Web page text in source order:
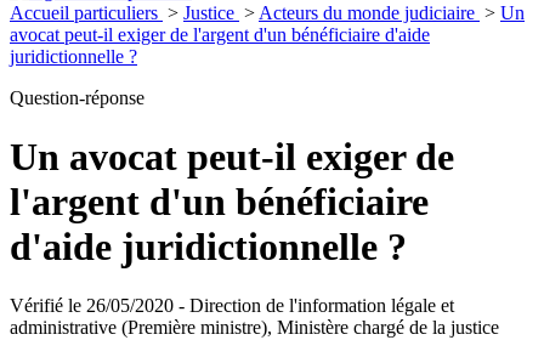
Accueil particuliers > Justice > Acteurs du monde judiciaire > Un
avocat peut-il exiger de l'argent d'un bénéficiaire d'aide
juridictionnelle ?
Question-réponse
Un avocat peut-il exiger de
l'argent d'un bénéficiaire
d'aide juridictionnelle ?
Vérifié le 26/05/2020 - Direction de l'information légale et
administrative (Première ministre), Ministère chargé de la justice